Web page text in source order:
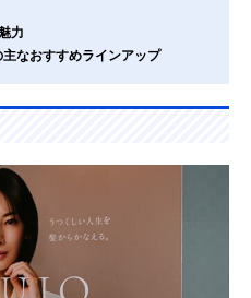
力
なおすすめラインアップ